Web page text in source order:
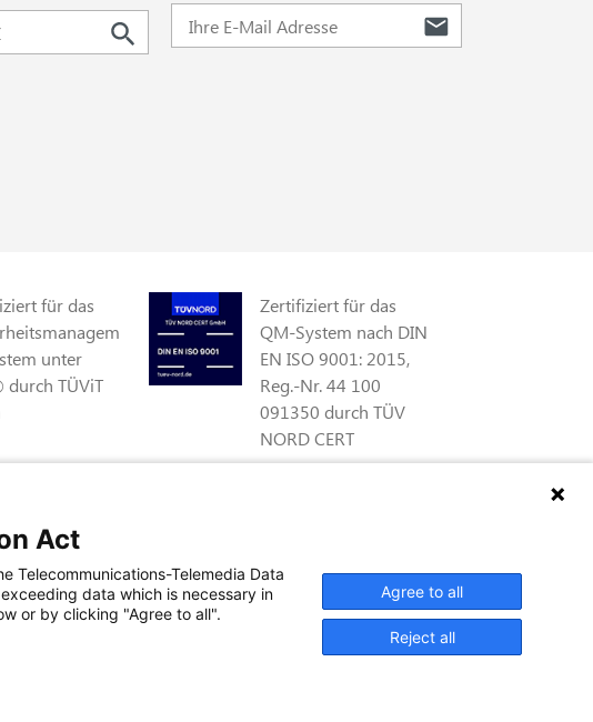
für das
unter
durch TÜViT
Zertifiziert für das
QM-System nach DIN
EN ISO 9001: 2015,
Reg.-Nr. 44 100
091350 durch TÜV
NORD CERT
und
in
§
öffentliche Aufträge
durch das ABZ Bayern
im Auftrag der IHK
und Handwerks-
Act
Telecommunications-Telemedia Data
data which is necessary in
or by clicking "Agree to all".
Agree to all
Reject all